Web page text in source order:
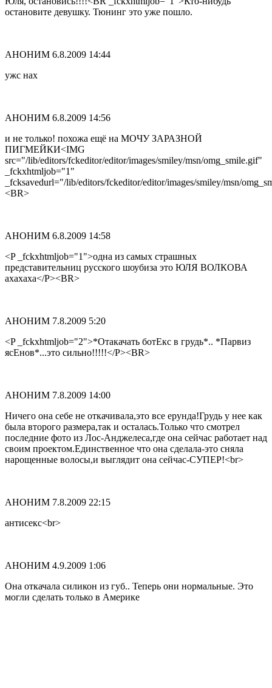
остановите девушку. Тюнинг это уже пошло.
АНОНИМ 6.8.2009 14:44
ужс нах
АНОНИМ 6.8.2009 14:56
и не только! похожа ещё на МОЧУ ЗАРАЗНОЙ
ПИГМЕЙКИ<IMG
src="/lib/editors/fckeditor/editor/images/smiley/msn/omg_smile.gif"
_fckxhtmljob="1"
_fcksavedurl="/lib/editors/fckeditor/editor/images/smiley/msn/
<BR>
АНОНИМ 6.8.2009 14:58
<P _fckxhtmljob="1">одна из самых страшных
представительниц русского шоубиза это ЮЛЯ ВОЛКОВА
ахахаха</P><BR>
АНОНИМ 7.8.2009 5:20
<P _fckxhtmljob="2">*Отакачать ботЕкс в грудь*.. *Парвиз
ясЕнов*...это сильно!!!!!</P><BR>
АНОНИМ 7.8.2009 14:00
Ничего она себе не откачивала,это все ерунда!Грудь у нее как
была второго размера,так и осталась.Только что смотрел
последние фото из Лос-Анджелеса,где она сейчас работает над
своим проектом.Единственное что она сделала-это сняла
нарощенные волосы,и выглядит она сейчас-СУПЕР!<br>
АНОНИМ 7.8.2009 22:15
антисекс<br>
АНОНИМ 4.9.2009 1:06
Она откачала силикон из губ.. Теперь они нормальные. Это
могли сделать только в Америке